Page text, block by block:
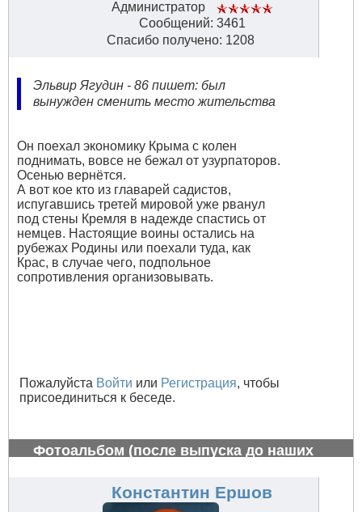
Администратор
Сообщений: 3461
Спасибо получено: 1208
Эльвир Ягудин - 86 пишет: был
вынужден сменить место жительства
Он поехал экономику Крыма с колен
поднимать, вовсе не бежал от узурпаторов.
Осенью вернётся.
А вот кое кто из главарей садистов,
испугавшись третей мировой уже рванул
под стены Кремля в надежде спастись от
немцев. Настоящие воины остались на
рубежах Родины или поехали туда, как
Крас, в случае чего, подпольное
сопротивления организовывать.
Пожалуйста Войти или Регистрация, чтобы
присоединиться к беседе.
Фотоальбом (после выпуска до наших
Константин Ершов